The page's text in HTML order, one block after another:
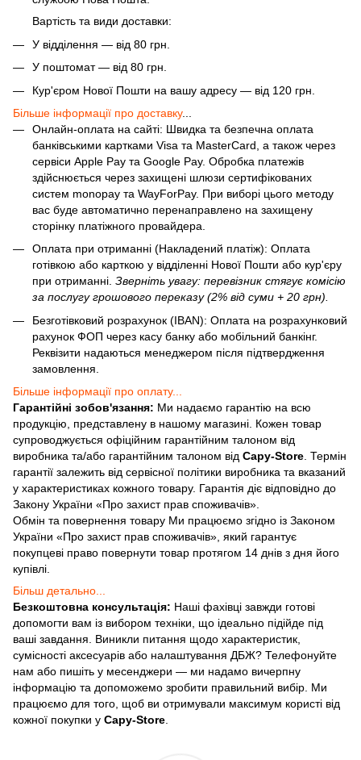
Вартість та види доставки:
У відділення — від 80 грн.
У поштомат — від 80 грн.
Кур'єром Нової Пошти на вашу адресу — від 120 грн.
Більше інформації про доставку...
Онлайн-оплата на сайті: Швидка та безпечна оплата
банківськими картками Visa та MasterCard, а також через
сервіси Apple Pay та Google Pay. Обробка платежів
здійснюється через захищені шлюзи сертифікованих
систем monopay та WayForPay. При виборі цього методу
вас буде автоматично перенаправлено на захищену
сторінку платіжного провайдера.
Оплата при отриманні (Накладений платіж): Оплата
готівкою або карткою у відділенні Нової Пошти або кур'єру
при отриманні. Зверніть увагу: перевізник стягує комісію
за послугу грошового переказу (2% від суми + 20 грн).
Безготівковий розрахунок (IBAN): Оплата на розрахунковий
рахунок ФОП через касу банку або мобільний банкінг.
Реквізити надаються менеджером після підтвердження
замовлення.
Більше інформації про оплату...
Гарантійні зобов'язання: Ми надаємо гарантію на всю
продукцію, представлену в нашому магазині. Кожен товар
супроводжується офіційним гарантійним талоном від
виробника та/або гарантійним талоном від Capy-Store . Термін
гарантії залежить від сервісної політики виробника та вказаний
у характеристиках кожного товару. Гарантія діє відповідно до
Закону України «Про захист прав споживачів».
Обмін та повернення товару Ми працюємо згідно із Законом
України «Про захист прав споживачів», який гарантує
покупцеві право повернути товар протягом 14 днів з дня його
купівлі.
Більш детально...
Безкоштовна консультація: Наші фахівці завжди готові
допомогти вам із вибором техніки, що ідеально підійде під
ваші завдання. Виникли питання щодо характеристик,
сумісності аксесуарів або налаштування ДБЖ? Телефонуйте
нам або пишіть у месенджери — ми надамо вичерпну
інформацію та допоможемо зробити правильний вибір. Ми
працюємо для того, щоб ви отримували максимум користі від
кожної покупки у Capy-Store